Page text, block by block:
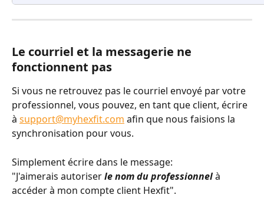
Le courriel et la messagerie ne
fonctionnent pas
Si vous ne retrouvez pas le courriel envoyé par votre
professionnel, vous pouvez, en tant que client, écrire
à support@myhexfit.com afin que nous faisions la
synchronisation pour vous.
Simplement écrire dans le message:
"J'aimerais autoriser le nom du professionnel à
accéder à mon compte client Hexfit".